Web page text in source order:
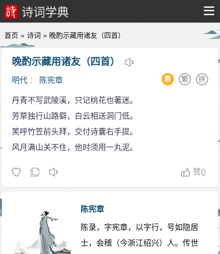
诗词学典
首页 » 诗词 » 晚酌示藏用诸友（四首）
晚酌示藏用诸友（四首）
明代 ： 陈宪章 拼
繁
原
丹青不写武陵溪，只记桃花也著迷。
芳草独行山路僻，白云相送洞门低。
笑呼竹笠前头拜，交付诗囊右手提。
风月满山关不住，他时须用一丸泥。
赞()
陈宪章
陈录，字宪章，以字行，号如隐居
士，会稽（今浙江绍兴）人。传世